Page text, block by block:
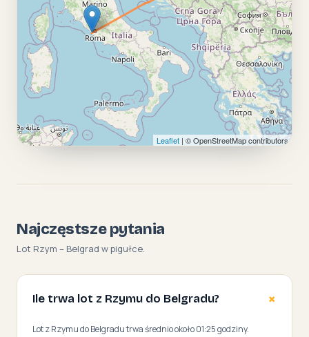
Leaflet | © OpenStreetMap contributors
Najczęstsze pytania
Lot Rzym – Belgrad w pigułce.
Ile trwa lot z Rzymu do Belgradu?
Lot z Rzymu do Belgradu trwa średnio około 01:25 godziny.